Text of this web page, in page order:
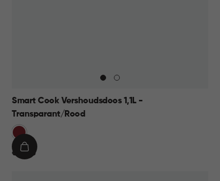
Smart Cook Vershoudsdoos 1,1L -
Transparant/Rood
Rood
€
€ 14,95
IN